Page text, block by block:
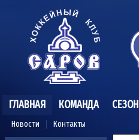
ГЛАВНАЯ
Новости Контакты
КОМАНДА СЕЗОН